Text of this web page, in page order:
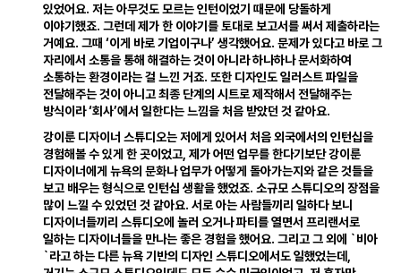
있었어요. 저는 아무것도 모르는 인턴이었기 때문에 당돌하게
이야기했죠. 그런데 제가 한 이야기를 토대로 보고서를 써서 제출하라는
거예요. 그때 ‘이게 바로 기업이구나’ 생각했어요. 문제가 있다고 바로 그
자리에서 소통을 통해 해결하는 것이 아니라 하나하나 문서화하여
소통하는 환경이라는 걸 느낀 거죠. 또한 디자인도 일러스트 파일을
전달해주는 것이 아니고 최종 단계의 시트로 제작해서 전달해주는
방식이라 ‘회사’에서 일한다는 느낌을 처음 받았던 것 같아요.
강이룬 디자이너 스튜디오는 저에게 있어서 처음 외국에서의 인턴십을
경험해볼 수 있게 한 곳이었고 제가 어떤 업무를 한다기보단 강이룬
디자이너에게 뉴욕의 문화나 업무가 어떻게 돌아가는지와 같은 것들을
보고 배우는 형식으로 인턴십 생활을 했었죠. 소규모 스튜디오의 장점을
많이 느낄 수 있었던 것 같아요. 서로 아는 사람들끼리 일하다 보니
디자이너들끼리 스튜디오에 놀러 오거나 파티를 열면서 프리랜서로
일하는 디자이너들을 만나는 좋은 경험을 했어요. 그리고 그 외에 `비아
`라고 하는 다른 뉴욕 기반의 디자인 스튜디오에서도 일했었는데